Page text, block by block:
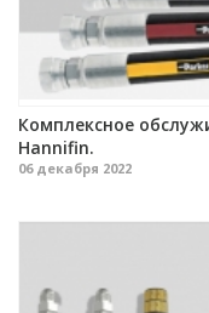
Комплексное
Hannifin.
06 декабря 2022